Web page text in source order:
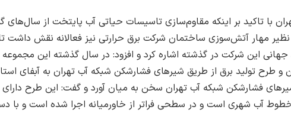
با تاکید بر اینکه مقاوم‌سازی تاسیسات حیاتی آب پایتخت از
مهار آتش‌سوزی ساختمان شرکت برق حرارتی نیز فعالانه نقش داشت
این شرکت در گذشته اشاره کرد و افزود: در سال گذشته این مجموعه
طرح تولید برق از طریق شیرهای فشارشکن شبکه آب تهران به آبفای
فشارشکن شبکه آب تهران سخن به میان آورد و گفت: این طرح
آب شهری است و در سطحی فراتر از خاورمیانه اجرا شده است و با